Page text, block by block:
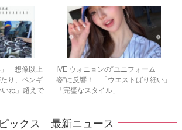
「想像以上
り、ペンギ
ね」超えで
IVE ウォニョンの“ユニフォーム
姿”に反響！ 「ウエストばり細い」
「完璧なスタイル」
ックス 最新ニュース